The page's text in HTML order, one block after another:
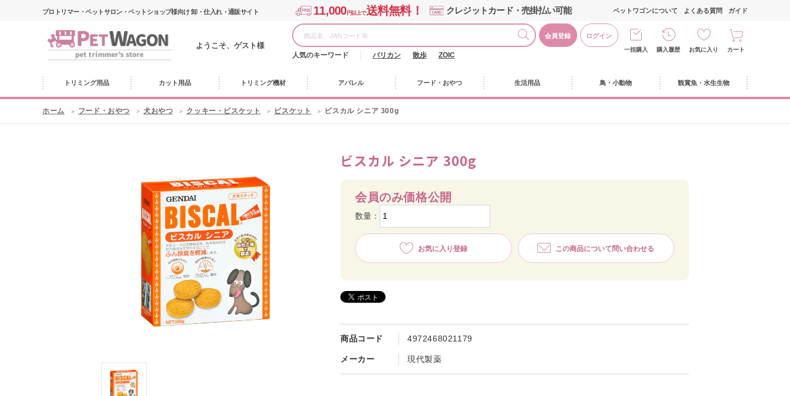
プロトリマー・ペットサロン・ペットショップ様向け 卸・仕入れ・通販サイト 11,000円以上で送料無料！ クレジットカード・売掛払い可能
ようこそ、ゲスト様
会員登録 ログイン
人気のキーワード バリカン 散歩 ZOIC
ペットワゴンについて よくある質問 ガイド
一括購入 購入履歴 お気に入り カート
トリミング用品 カット用品 トリミング機材 アパレル フード・おやつ 生活用品 鳥・小動物 観賞魚・水生生物
ホーム フード・おやつ 犬おやつ クッキー・ビスケット ビスケット ビスカル シニア 300g
ビスカル シニア 300g
商品コード 4972468021179
メーカー 現代製薬
会員のみ価格公開
数量：
お気に入り登録 この商品について問い合わせる